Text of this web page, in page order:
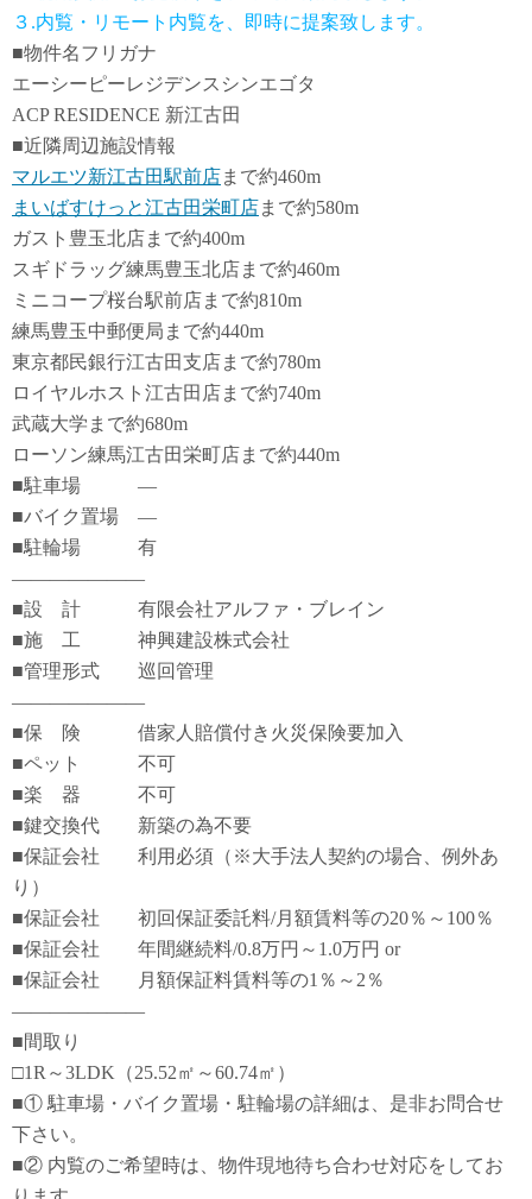
３.内覧・リモート内覧を、即時に提案致します。
■物件名フリガナ
エーシーピーレジデンスシンエゴタ
ACP RESIDENCE 新江古田
■近隣周辺施設情報
マルエツ新江古田駅前店まで約460m
まいばすけっと江古田栄町店まで約580m
ガスト豊玉北店まで約400m
スギドラッグ練馬豊玉北店まで約460m
ミニコープ桜台駅前店まで約810m
練馬豊玉中郵便局まで約440m
東京都民銀行江古田支店まで約780m
ロイヤルホスト江古田店まで約740m
武蔵大学まで約680m
ローソン練馬江古田栄町店まで約440m
■駐車場 ―
■バイク置場 ―
■駐輪場 有
―――――――
■設 計 有限会社アルファ・ブレイン
■施 工 神興建設株式会社
■管理形式 巡回管理
―――――――
■保 険 借家人賠償付き火災保険要加入
■ペット 不可
■楽 器 不可
■鍵交換代 新築の為不要
■保証会社 利用必須（※大手法人契約の場合、例外あ
り）
■保証会社 初回保証委託料/月額賃料等の20％～100％
■保証会社 年間継続料/0.8万円～1.0万円 or
■保証会社 月額保証料賃料等の1％～2％
―――――――
■間取り
□1R～3LDK（25.52㎡～60.74㎡）
■① 駐車場・バイク置場・駐輪場の詳細は、是非お問合せ
下さい。
■② 内覧のご希望時は、物件現地待ち合わせ対応をしてお